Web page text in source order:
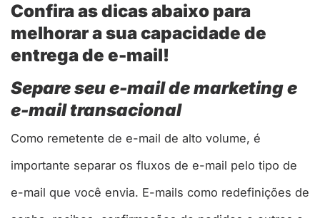
Confira as dicas abaixo para
melhorar a sua capacidade de
entrega de e-mail!
Separe seu e-mail de marketing e
e-mail transacional
Como remetente de e-mail de alto volume, é
importante separar os fluxos de e-mail pelo tipo de
e-mail que você envia. E-mails como redefinições de